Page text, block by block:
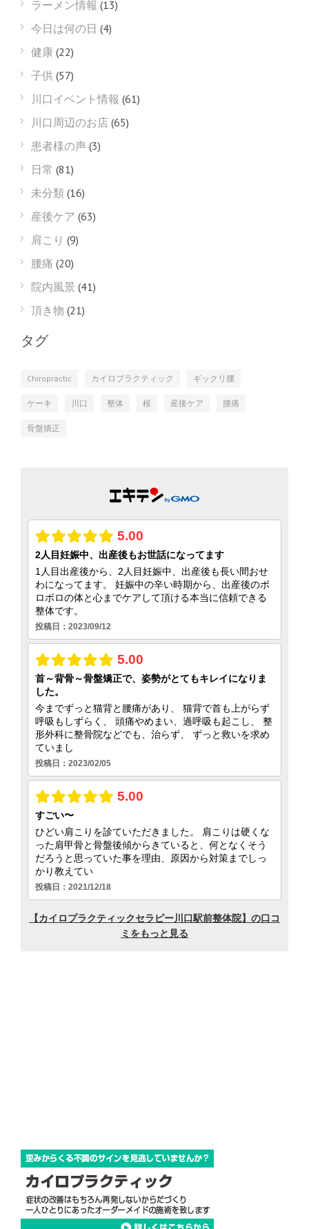
ラーメン情報 (13)
今日は何の日 (4)
健康 (22)
子供 (57)
川口イベント情報 (61)
川口周辺のお店 (65)
患者様の声 (3)
日常 (81)
未分類 (16)
産後ケア (63)
肩こり (9)
腰痛 (20)
院内風景 (41)
頂き物 (21)
タグ
Chiropractic カイロプラクティック ギックリ腰
ケーキ 川口 整体 桜 産後ケア 腰痛
骨盤矯正